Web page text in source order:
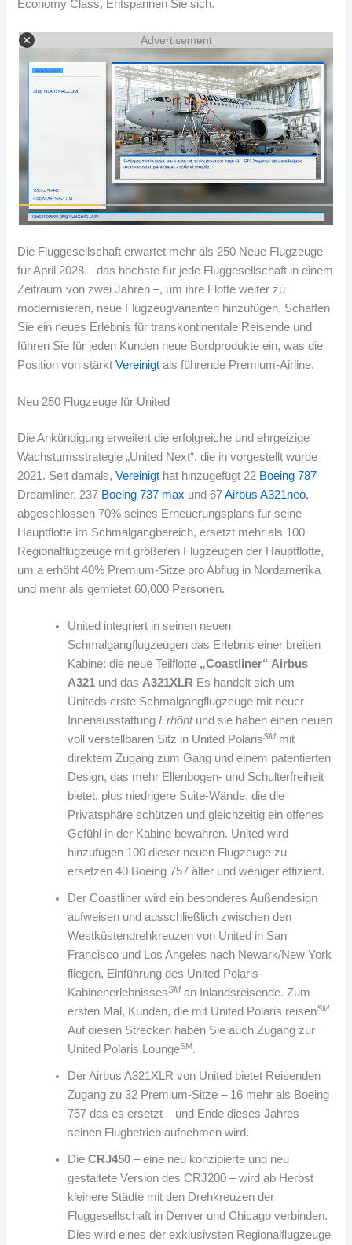
Economy Class, Entspannen Sie sich.
Advertisement
Die Fluggesellschaft erwartet mehr als 250 Neue Flugzeuge
für April 2028 – das höchste für jede Fluggesellschaft in einem
Zeitraum von zwei Jahren –, um ihre Flotte weiter zu
modernisieren, neue Flugzeugvarianten hinzufügen, Schaffen
Sie ein neues Erlebnis für transkontinentale Reisende und
führen Sie für jeden Kunden neue Bordprodukte ein, was die
Position von stärktVereinigt als führende Premium-Airline.
Neu 250 Flugzeuge für United
Die Ankündigung erweitert die erfolgreiche und ehrgeizige
Wachstumsstrategie „United Next“, die in vorgestellt wurde
2021. Seit damals,Vereinigt hat hinzugefügt 22 Boeing 787
Dreamliner, 237 Boeing 737 max und 67Airbus A321neo,
abgeschlossen 70% seines Erneuerungsplans für seine
Hauptflotte im Schmalgangbereich, ersetzt mehr als 100
Regionalflugzeuge mit größeren Flugzeugen der Hauptflotte,
um a erhöht 40% Premium-Sitze pro Abflug in Nordamerika
und mehr als gemietet 60,000 Personen.
United integriert in seinen neuen
Schmalgangflugzeugen das Erlebnis einer breiten
Kabine: die neue Teilflotte „Coastliner“ Airbus
A321 und das A321XLR Es handelt sich um
Uniteds erste Schmalgangflugzeuge mit neuer
InnenausstattungErhöhtund sie haben einen neuen
voll verstellbaren Sitz in United PolarisSM mit
direktem Zugang zum Gang und einem patentierten
Design, das mehr Ellenbogen- und Schulterfreiheit
bietet, plus niedrigere Suite-Wände, die die
Privatsphäre schützen und gleichzeitig ein offenes
Gefühl in der Kabine bewahren. United wird
hinzufügen 100 dieser neuen Flugzeuge zu
ersetzen 40 Boeing 757 älter und weniger effizient.
Der Coastliner wird ein besonderes Außendesign
aufweisen und ausschließlich zwischen den
Westküstendrehkreuzen von United in San
Francisco und Los Angeles nach Newark/New York
fliegen, Einführung des United Polaris-
KabinenerlebnissesSM an Inlandsreisende. Zum
ersten Mal, Kunden, die mit United Polaris reisenSM
Auf diesen Strecken haben Sie auch Zugang zur
United Polaris LoungeSM.
Der Airbus A321XLR von United bietet Reisenden
Zugang zu 32 Premium-Sitze – 16 mehr als Boeing
757 das es ersetzt – und Ende dieses Jahres
seinen Flugbetrieb aufnehmen wird.
DieCRJ450 – eine neu konzipierte und neu
gestaltete Version des CRJ200 – wird ab Herbst
kleinere Städte mit den Drehkreuzen der
Fluggesellschaft in Denver und Chicago verbinden.
Dies wird eines der exklusivsten Regionalflugzeuge